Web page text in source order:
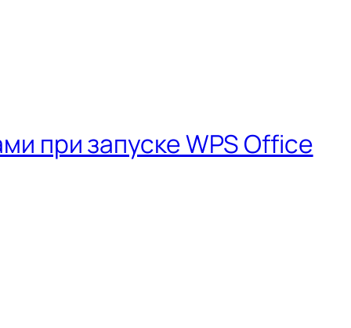
при запуске WPS Office